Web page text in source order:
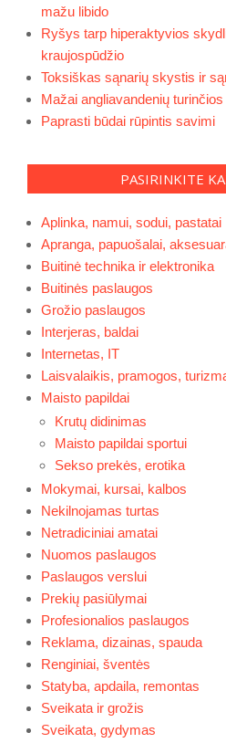
mažu libido
Ryšys tarp hiperaktyvios
kraujospūdžio
Toksiškas sąnarių skystis ir
Mažai angliavandenių
Paprasti būdai rūpintis savimi
PASIRINKITE
Aplinka, namui, sodui, pastatai
Apranga, papuošalai,
Buitinė technika ir elektronika
Buitinės paslaugos
Grožio paslaugos
Interjeras, baldai
Internetas, IT
Laisvalaikis, pramogos,
Maisto papildai
Krutų didinimas
Maisto papildai sportui
Sekso prekės, erotika
Mokymai, kursai, kalbos
Nekilnojamas turtas
Netradiciniai amatai
Nuomos paslaugos
Paslaugos verslui
Prekių pasiūlymai
Profesionalios paslaugos
Reklama, dizainas, spauda
Renginiai, šventės
Statyba, apdaila, remontas
Sveikata ir grožis
Sveikata, gydymas